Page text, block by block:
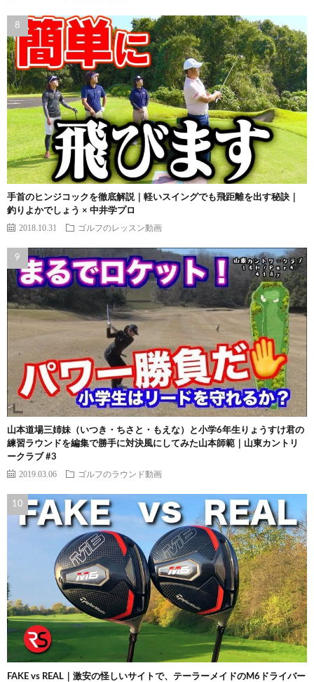
手首のヒンジコックを徹底解説｜軽いスイングでも飛距離を出す秘訣｜
釣りよかでしょう × 中井学プロ
2018.10.31 ゴルフのレッスン動画
山本道場三姉妹（いつき・ちさと・もえな）と小学6年生りょうすけ君の
練習ラウンドを編集で勝手に対決風にしてみた山本師範｜山東カントリ
ークラブ #3
2019.03.06 ゴルフのラウンド動画
FAKE vs REAL｜激安の怪しいサイトで、テーラーメイドのM6ドライバー